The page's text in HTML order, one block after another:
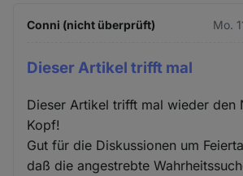
Conni (nicht überprüft) Mo.
Dieser Artikel trifft mal
Dieser Artikel trifft mal wieder den
Kopf!
Gut für die Diskussionen um
daß die angestrebte